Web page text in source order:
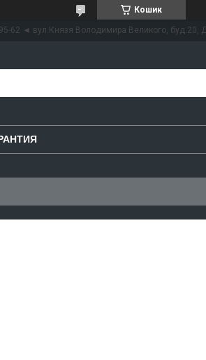
Кошик
62 ◄ вул.Князя Володимира Великого, буд.20,